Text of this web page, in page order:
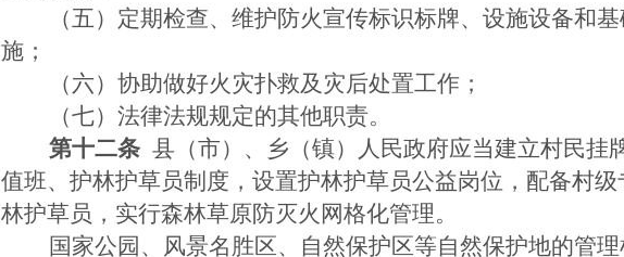
（五）定期检查、维护防火宣传标识标牌、设施设备和基
施；
（六）协助做好火灾扑救及灾后处置工作；
（七）法律法规规定的其他职责。
第十二条 县（市）、乡（镇）人民政府应当建立村民挂
值班、护林护草员制度，设置护林护草员公益岗位，配备村级
林护草员，实行森林草原防灭火网格化管理。
国家公园、风景名胜区、自然保护区等自然保护地的管理